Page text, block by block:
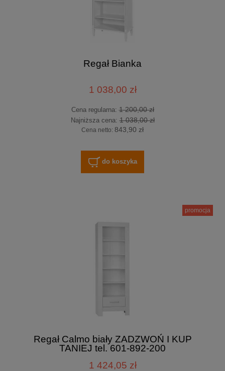
Regał Bianka
1 038,00 zł
Cena regularna:1 200,00 zł
Najniższa cena:1 038,00 zł
Cena netto: 843,90 zł
do koszyka
Regał Calmo biały ZADZWOŃ I KUP
TANIEJ tel. 601-892-200
1 424,05 zł
promocja